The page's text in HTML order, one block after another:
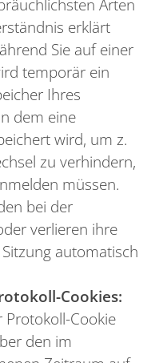
erklärt
Sie auf einer
temporär ein
Ihres
dem eine
wird, um z.
zu verhindern,
müssen.
bei der
verlieren ihre
automatisch
Cookies:
Cookie
den im